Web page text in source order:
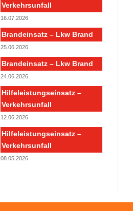
Verkehrsunfall
16.07.2026
Brandeinsatz – Lkw Brand
25.06.2026
Brandeinsatz – Lkw Brand
24.06.2026
Hilfeleistungseinsatz –
Verkehrsunfall
12.06.2026
Hilfeleistungseinsatz –
Verkehrsunfall
08.05.2026